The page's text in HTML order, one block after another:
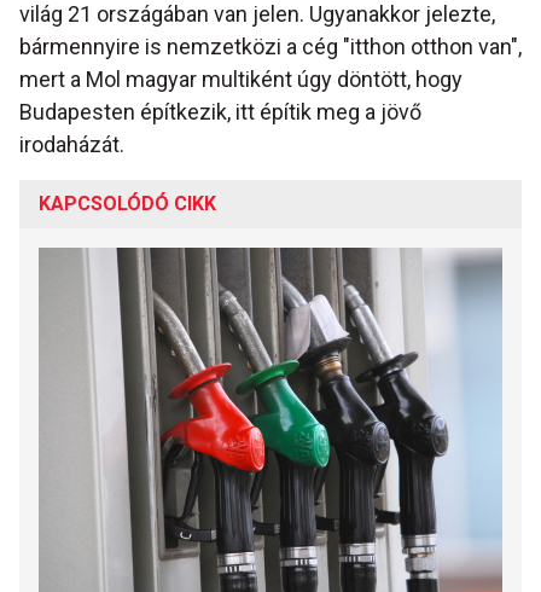
világ 21 országában van jelen. Ugyanakkor jelezte,
bármennyire is nemzetközi a cég "itthon otthon van",
mert a Mol magyar multiként úgy döntött, hogy
Budapesten építkezik, itt építik meg a jövő
irodaházát.
KAPCSOLÓDÓ CIKK